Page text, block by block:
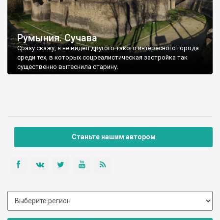
Румыния. Сучава
Сразу скажу, я не видел другого такого интересного города
среди тех, в которых соцреалистическая застройка так
существенно вытеснила старину.
Станьте нашим автором